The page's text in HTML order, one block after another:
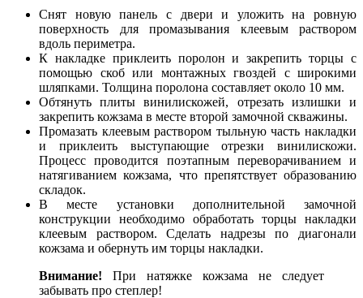
Снят новую панель с двери и уложить на ровную
поверхность для промазывания клеевым раствором
вдоль периметра.
К накладке приклеить поролон и закрепить торцы с
помощью скоб или монтажных гвоздей с широкими
шляпками. Толщина поролона составляет около 10 мм.
Обтянуть плиты винилискожей, отрезать излишки и
закрепить кожзама в месте второй замочной скважины.
Промазать клеевым раствором тыльную часть накладки
и приклеить выступающие отрезки винилискожи.
Процесс проводится поэтапным переворачиванием и
натягиванием кожзама, что препятствует образованию
складок.
В месте установки дополнительной замочной
конструкции необходимо обработать торцы накладки
клеевым раствором. Сделать надрезы по диагонали
кожзама и обернуть им торцы накладки.
Внимание! При натяжке кожзама не следует
забывать про степлер!